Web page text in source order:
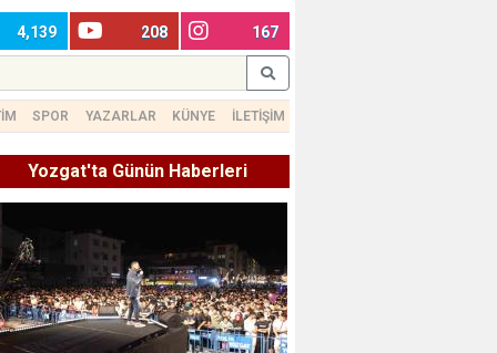
4,139 208 167
SPOR YAZARLAR KÜNYE İLETİŞİM
Yozgat'ta Günün Haberleri